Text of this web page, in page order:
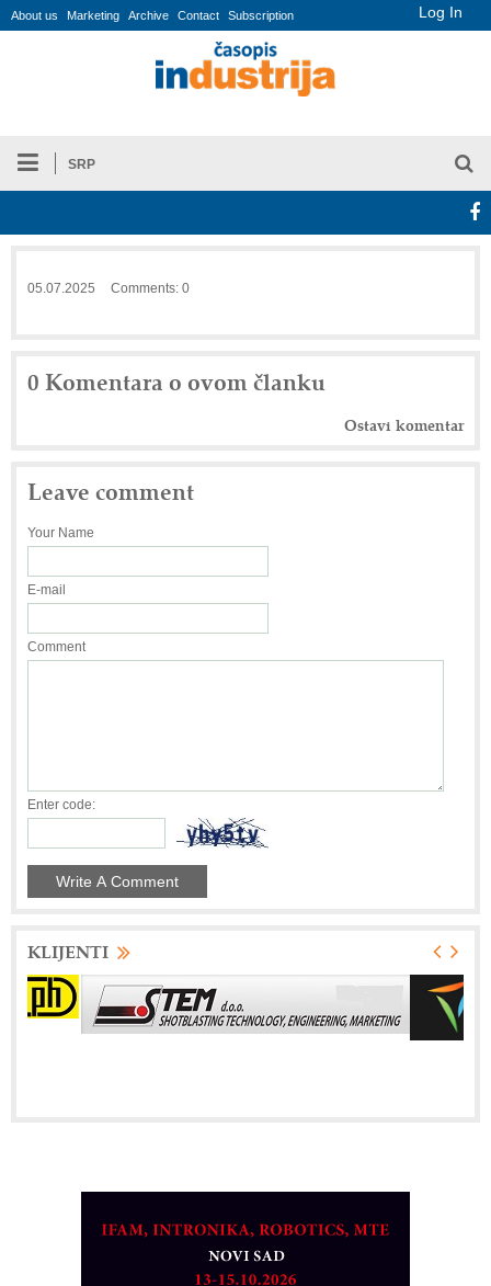
Log In
About us Marketing Archive Contact Subscription
SRP
05.07.2025 Comments: 0
0 Komentara o ovom članku
Ostavi komentar
Leave comment
Your Name
E-mail
Comment
Enter code:
KLIJENTI